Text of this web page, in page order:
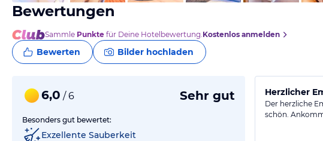
Bewertungen
Sammle Punkte für Deine Hotelbewertung.Kostenlos anmelden
Bewerten Bilder hochladen
6,0 / 6 Sehr gut
Besonders gut bewertet:
Exzellente Sauberkeit
Herzlicher
Der herzliche
schön.